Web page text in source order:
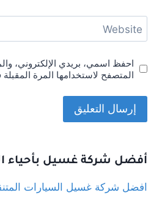
Website
احفظ اسمي، بريدي الإلكتروني،
المتصفح لاستخدامها المرة
أفضل شركة غسيل بأحياء
افضل شركة غسيل السيارات